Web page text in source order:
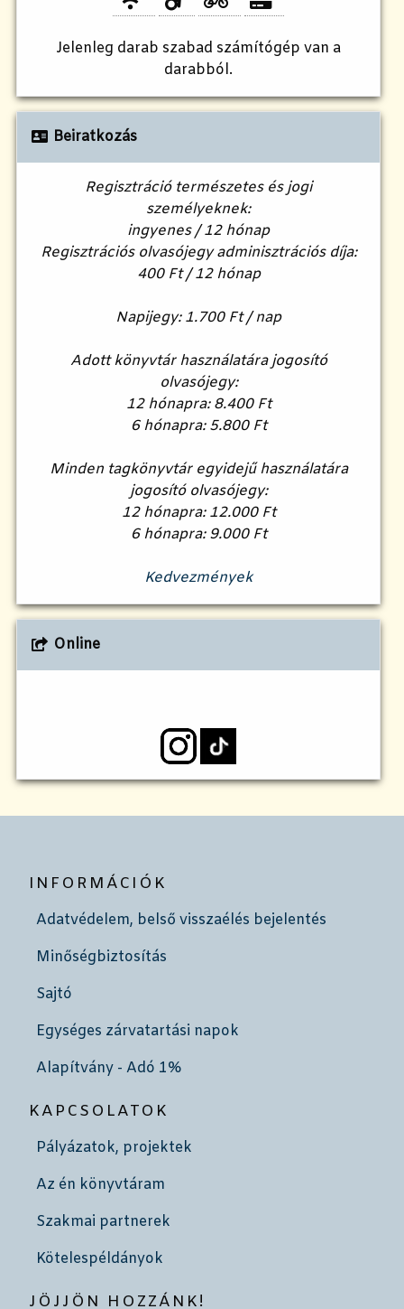
Jelenleg darab szabad számítógép van a
darabból.
Beiratkozás
Regisztráció természetes és jogi
személyeknek:
ingyenes / 12 hónap
Regisztrációs olvasójegy adminisztrációs díja:
400 Ft / 12 hónap
Napijegy:1.700 Ft / nap
Adott könyvtár használatára jogosító
olvasójegy:
12 hónapra: 8.400 Ft
6 hónapra: 5.800 Ft
Minden tagkönyvtár egyidejű használatára
jogosító olvasójegy:
12 hónapra: 12.000 Ft
6 hónapra: 9.000 Ft
Kedvezmények
Online
INFORMÁCIÓK
Adatvédelem, belső visszaélés bejelentés
Minőségbiztosítás
Sajtó
Egységes zárvatartási napok
Alapítvány - Adó 1%
KAPCSOLATOK
Pályázatok, projektek
Az én könyvtáram
Szakmai partnerek
Kötelespéldányok
JÖJJÖN HOZZÁNK!